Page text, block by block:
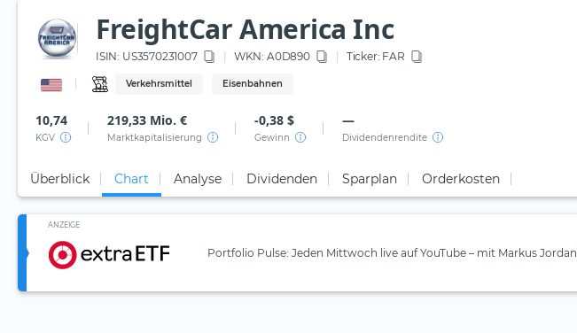
FreightCar America Inc
ISIN: US3570231007 WKN: A0D890 Ticker: FAR
Verkehrsmittel Eisenbahnen
10,74
KGV
219,33 Mio. €
Marktkapitalisierung
-0,38 $
Gewinn
—
Dividendenrendite
Überblick Chart Analyse Dividenden Sparplan Orderkosten
ANZEIGE
Portfolio Pulse: Jeden Mittwoch live auf YouTube – mit Markus Jordan.